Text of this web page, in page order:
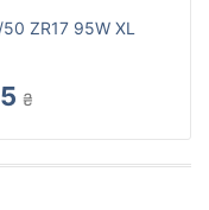
ZR17 95W XL
₴